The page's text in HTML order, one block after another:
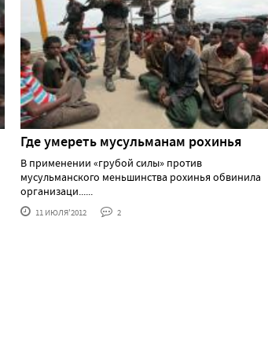
Где умереть мусульманам рохинья
В применении «грубой силы» против
мусульманского меньшинства рохинья обвинила
организаци......
11 ИЮЛЯ'2012 2